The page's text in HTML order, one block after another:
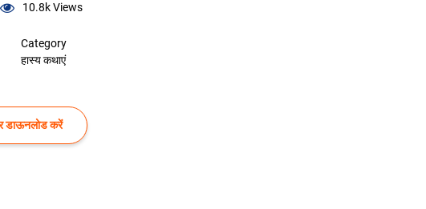
10.8kViews
Category
हास्य कथाएं
डाऊनलोड करें